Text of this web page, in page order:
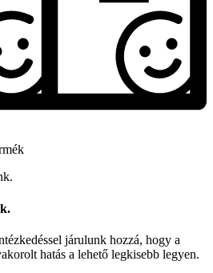
járulunk hozzá, hogy a
hatás a lehető legkisebb legyen.